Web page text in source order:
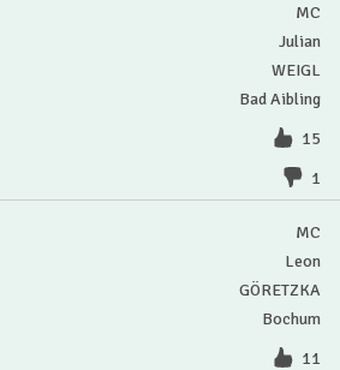
MC
Julian
WEIGL
Bad Aibling
15
1
MC
Leon
GÖRETZKA
Bochum
11